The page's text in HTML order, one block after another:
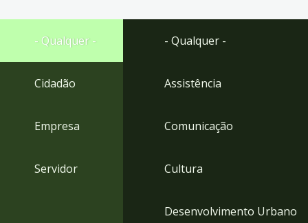
Ir
rodapé
- Qualquer -
Cidadão
Empresa
Servidor
- Qualquer -
Assistência
Comunicação
Cultura
Desenvolvimento Urbano